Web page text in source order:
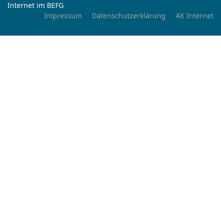
Internet im BEFG
Impressum
Datenschutzerklärung AK Internet